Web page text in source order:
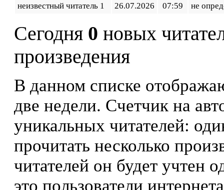
неизвестный читатель 1
26.07.2026 07:59 не
Сегодня 0 новых
произведения
В данном списке
две недели. Счетчик на
уникальных читателей:
прочитать несколько
читателей он будет учтен
это пользователи